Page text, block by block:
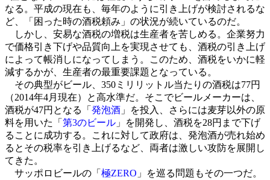
なる。平成の現在も、毎年のように引き上げが検討されるな
ど、「困った時の酒税頼み」の状況が続いているのだ。
しかし、安易な酒税の増税は生産者を苦しめる。企業努力
で価格引き下げや品質向上を実現させても、酒税の引き上げ
によって帳消しになってしまう。このため、酒税をいかに軽
減するかが、生産者の最重要課題となっている。
その典型がビール、350ミリリットル当たりの酒税は77円
（2014年4月現在）と高水準だ。そこでビールメーカーは、
酒税が47円となる「 発泡酒 」を投入、さらには麦芽以外の原
料を用いた「 第3のビール 」を開発し、酒税を28円まで下げ
ることに成功する。これに対して政府は、発泡酒が売れ始め
るとその税率を引き上げるなど、両者は激しい攻防を展開し
てきた。
サッポロビールの「 極ZERO 」を巡る問題もその一つだ。